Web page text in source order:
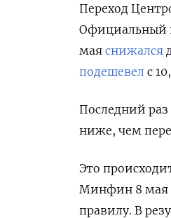
Переход
Официальный
мая снижался
подешевел с
Последний раз
ниже, чем
Это
Минфин 8 мая
правилу. В